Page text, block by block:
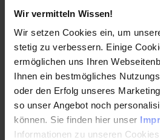
Wir vermitteln Wissen!
Wir setzen Cookies ein, um
stetig zu verbessern. Einige
ermöglichen uns Ihren
Ihnen ein bestmögliches
oder den Erfolg unseres
so unser Angebot noch
können. Sie finden hier unser
Informationen zu unseren
Mehrschraubenverbindungen
Möglichkeiten und Grenzen bei
Schnittgrößen- und
Kontaktauswertung,
Einbindung der Richtlinie VDI
Starrkörper Mechanik,
Modellklassen
Wechselwirkung mit der